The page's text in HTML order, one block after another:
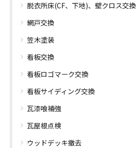
脱衣所床(CF、下地)、壁クロス交換工事
網戸交換
笠木塗装
看板交換
看板ロゴマーク交換
看板サイディング交換
瓦漆喰補強
瓦屋根点検
ウッドデッキ撤去